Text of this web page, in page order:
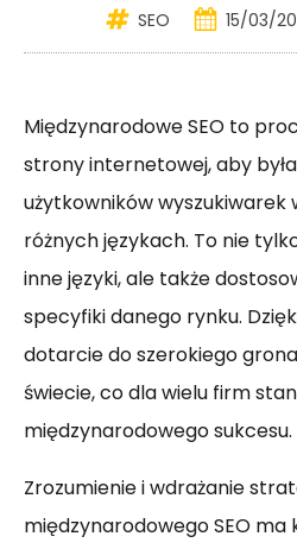
SEO 15/03/
Międzynarodowe SEO to
strony internetowej, aby
użytkowników wyszukiwarek
różnych językach. To nie
inne języki, ale także
specyfiki danego rynku.
dotarcie do szerokiego
świecie, co dla wielu firm
międzynarodowego sukcesu.
Zrozumienie i wdrażanie
międzynarodowego SEO ma